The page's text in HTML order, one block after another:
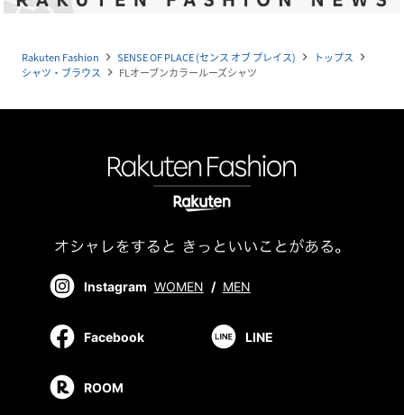
Rakuten Fashion navigate_next SENSE OF PLACE (センス オブ プレイス) navigate_next トップス navigate_next
シャツ・ブラウス navigate_next FLオープンカラールーズシャツ
Instagram WOMEN / MEN
Facebook LINE
ROOM